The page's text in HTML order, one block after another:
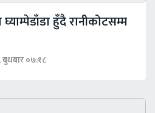
हुँदै रानीकोटसम्म
बुधबार ०७:१८